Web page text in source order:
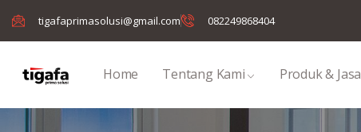
tigafaprimasolusi@gmail.com 082249868404
Home Tentang Kami Produk & Jasa